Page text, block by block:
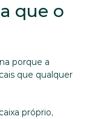
que o
porque a
que qualquer
próprio,